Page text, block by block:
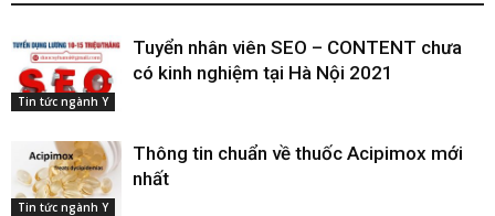
Tin tức ngành Y
Tuyển nhân viên SEO – CONTENT chưa
có kinh nghiệm tại Hà Nội 2021
Tin tức ngành Y
Thông tin chuẩn về thuốc Acipimox mới
nhất